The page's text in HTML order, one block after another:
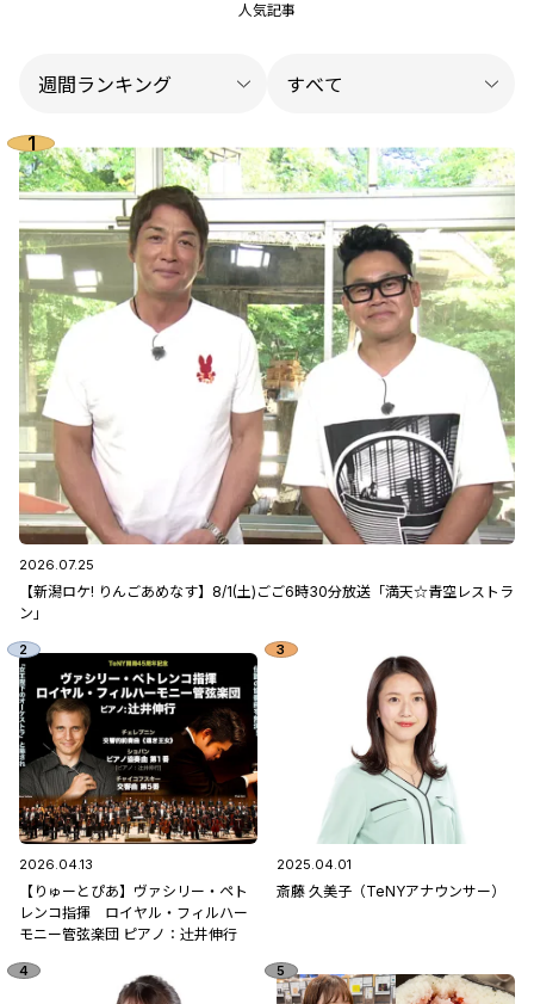
人気記事
2026.07.25
【新潟ロケ! りんごあめなす】8/1(土)ごご6時30分放送「満天☆青空レストラ
ン」
2026.04.13
【りゅーとぴあ】ヴァシリー・ペト
レンコ指揮 ロイヤル・フィルハー
モニー管弦楽団 ピアノ：辻󠄀井伸行
2025.04.01
斎藤 久美子（TeNYアナウンサー）